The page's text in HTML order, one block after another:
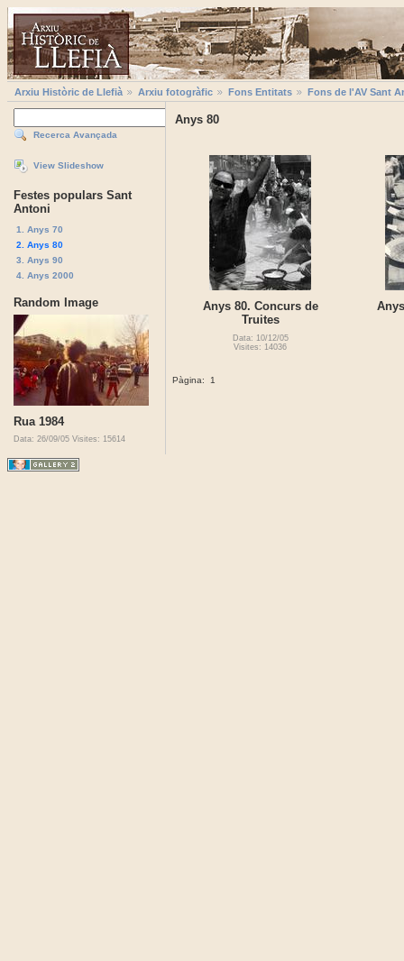
Arxiu Històric de Llefià Arxiu fotogràfic Fons Entitats Fons de l'AV Sant
Recerca Avançada
View Slideshow
Festes populars Sant
Antoni
1. Anys 70
2. Anys 80
3. Anys 90
4. Anys 2000
Random Image
Rua 1984
Data: 26/09/05 Visites: 15614
Anys 80
Anys 80. Concurs de
Truites
Data: 10/12/05
Visites: 14036
Pàgina: 1